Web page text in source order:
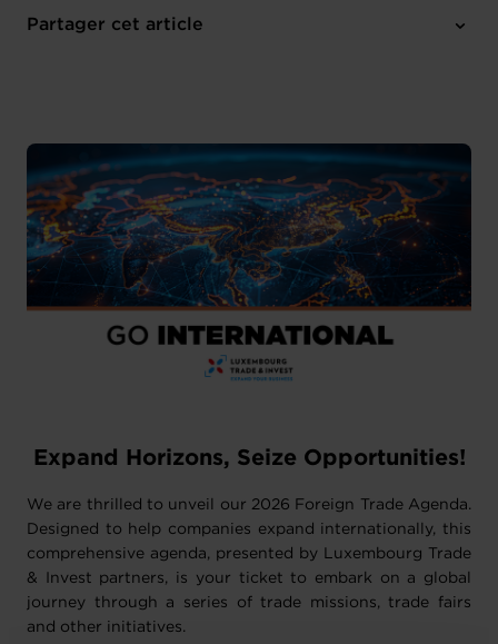
Lundi 1 Déc 2025 > Jeudi 31 Déc 2026
Partager cet article
Expand Horizons, Seize Opportunities!
We are thrilled to unveil our 2026 Foreign Trade Agenda.
Designed to help companies expand internationally, this
comprehensive agenda, presented by Luxembourg Trade
& Invest partners, is your ticket to embark on a global
journey through a series of trade missions, trade fairs
and other initiatives.